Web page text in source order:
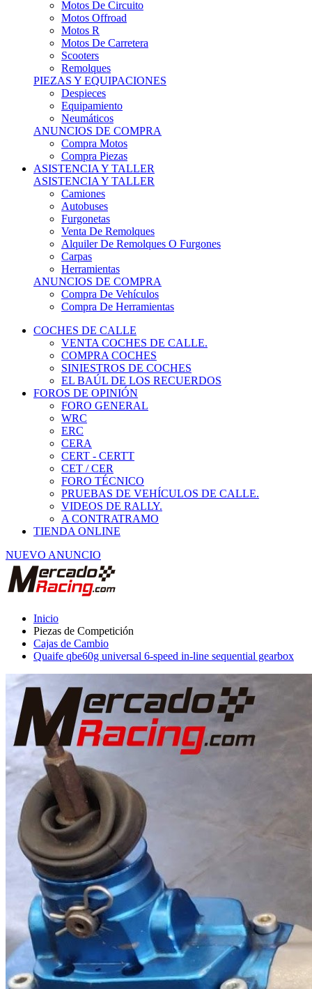
Motos R
Motos De Carretera
Scooters
Remolques
PIEZAS Y EQUIPACIONES
Despieces
Equipamiento
Neumáticos
ANUNCIOS DE COMPRA
Compra Motos
Compra Piezas
ASISTENCIA Y TALLER
ASISTENCIA Y TALLER
Camiones
Autobuses
Furgonetas
Venta De Remolques
Alquiler De Remolques O Furgones
Carpas
Herramientas
ANUNCIOS DE COMPRA
Compra De Vehículos
Compra De Herramientas
COCHES DE CALLE
VENTA COCHES DE CALLE.
COMPRA COCHES
SINIESTROS DE COCHES
EL BAÚL DE LOS RECUERDOS
FOROS DE OPINIÓN
FORO GENERAL
WRC
ERC
CERA
CERT - CERTT
CET / CER
FORO TÉCNICO
PRUEBAS DE VEHÍCULOS DE CALLE.
VIDEOS DE RALLY.
A CONTRATRAMO
TIENDA ONLINE
NUEVO ANUNCIO
Piezas de Competición
Cajas de Cambio
Quaife qbe60g universal 6-speed in-line sequential gearbox